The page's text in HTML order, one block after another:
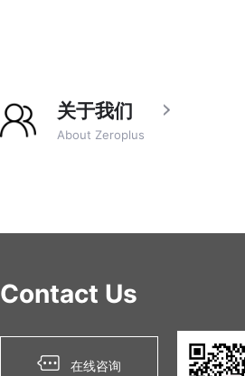
关于我们
About Zeroplus
Contact Us
在线咨询